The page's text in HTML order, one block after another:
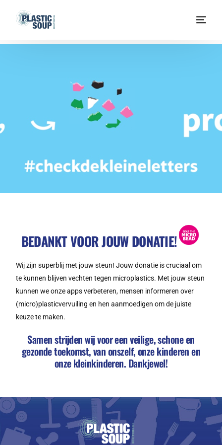
BEDANKT VOOR JOUW DONATIE!
Wij zijn superblij met jouw steun! Jouw donatie is cruciaal om
te kunnen blijven vechten tegen microplastics. Met jouw steun
kunnen we onze apps verbeteren, mensen informeren over
(micro)plasticvervuiling en hen aanmoedigen om de juiste
keuze te maken.
Samen strijden wij voor een veilige, schone en
gezonde toekomst, van onszelf, onze kinderen en
onze kleinkinderen. Dankjewel!